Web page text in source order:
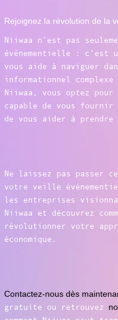
Rejoignez la révolution de la
Niiwaa n’est pas
événementielle : c’est
vous aide à naviguer
informationnel
Niiwaa, vous optez pour
capable de vous fournir
de vous aider à
Ne laissez pas passer
votre veille
les entreprises
Niiwaa et découvrez
révolutionner votre
économique.
Contactez-nous dès
gratuite ou retrouvez